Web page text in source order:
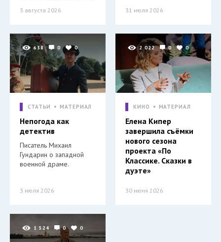
3 августа 2026 31 июля 2026
638 0 0
СТАТЬИ МАТЕРИАЛ
Непогода как
детектив
Писатель Михаил
Гундарин о западной
военной драме.
3 июля 2026
2 022 0 0
КИНО МАТЕРИАЛ
Елена Кипер
завершила съёмки
нового сезона
проекта «По
Классике. Сказки в
дуэте»
30 июня 2026
1 524 0 0